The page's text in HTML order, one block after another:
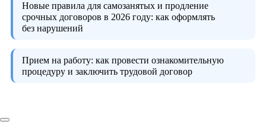
Новые правила для самозанятых и продление
срочных договоров в 2026 году: как оформлять
без нарушений
Прием на работу: как провести ознакомительную
процедуру и заключить трудовой договор